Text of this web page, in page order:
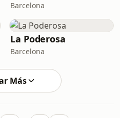
Barcelona
La Poderosa
Barcelona
Más